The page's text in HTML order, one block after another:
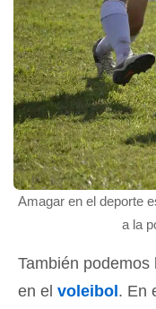
Amagar en el deporte
a la
También
en el voleibol . En